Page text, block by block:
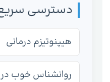
دسترسی
هیپنوتیزم درمانی
روانشناس خوب در